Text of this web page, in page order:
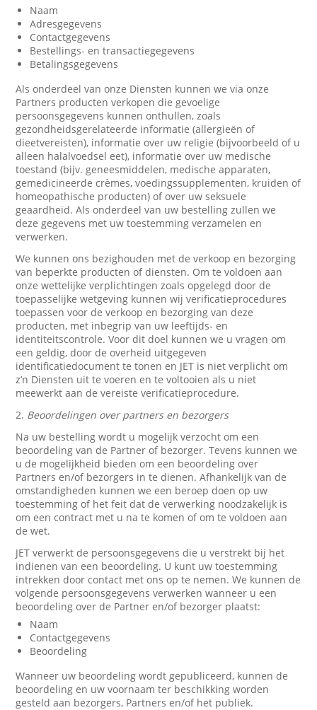
Naam
Adresgegevens
Contactgegevens
Bestellings- en transactiegegevens
Betalingsgegevens
Als onderdeel van onze Diensten kunnen we via onze
Partners producten verkopen die gevoelige
persoonsgegevens kunnen onthullen, zoals
gezondheidsgerelateerde informatie (allergieën of
dieetvereisten), informatie over uw religie (bijvoorbeeld of u
alleen halalvoedsel eet), informatie over uw medische
toestand (bijv. geneesmiddelen, medische apparaten,
gemedicineerde crèmes, voedingssupplementen, kruiden of
homeopathische producten) of over uw seksuele
geaardheid. Als onderdeel van uw bestelling zullen we
deze gegevens met uw toestemming verzamelen en
verwerken.
We kunnen ons bezighouden met de verkoop en bezorging
van beperkte producten of diensten. Om te voldoen aan
onze wettelijke verplichtingen zoals opgelegd door de
toepasselijke wetgeving kunnen wij verificatieprocedures
toepassen voor de verkoop en bezorging van deze
producten, met inbegrip van uw leeftijds- en
identiteitscontrole. Voor dit doel kunnen we u vragen om
een geldig, door de overheid uitgegeven
identificatiedocument te tonen en JET is niet verplicht om
z’n Diensten uit te voeren en te voltooien als u niet
meewerkt aan de vereiste verificatieprocedure.
2. Beoordelingen over partners en bezorgers
Na uw bestelling wordt u mogelijk verzocht om een
beoordeling van de Partner of bezorger. Tevens kunnen we
u de mogelijkheid bieden om een beoordeling over
Partners en/of bezorgers in te dienen. Afhankelijk van de
omstandigheden kunnen we een beroep doen op uw
toestemming of het feit dat de verwerking noodzakelijk is
om een contract met u na te komen of om te voldoen aan
de wet.
JET verwerkt de persoonsgegevens die u verstrekt bij het
indienen van een beoordeling. U kunt uw toestemming
intrekken door contact met ons op te nemen. We kunnen de
volgende persoonsgegevens verwerken wanneer u een
beoordeling over de Partner en/of bezorger plaatst:
Naam
Contactgegevens
Beoordeling
Wanneer uw beoordeling wordt gepubliceerd, kunnen de
beoordeling en uw voornaam ter beschikking worden
gesteld aan bezorgers, Partners en/of het publiek.